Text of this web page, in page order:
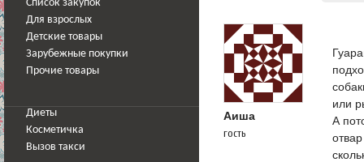
Список закупок
Для взрослых
Детские товары
Зарубежные покупки
Прочие товары
Диеты
Косметичка
Вызов такси
Аиша
гость
или
А